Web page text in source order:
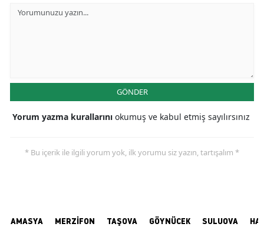
GÖNDER
Yorum yazma kurallarını okumuş ve kabul etmiş sayılırsınız
* Bu içerik ile ilgili yorum yok, ilk yorumu siz yazın, tartışalım *
AMASYA MERZİFON TAŞOVA GÖYNÜCEK SULUOVA